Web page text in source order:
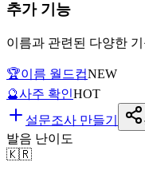
추가 기능
이름과 관련된 다양한
🏆이름 월드컵NEW
🔮사주 확인HOT
설문조사 만들기
발음 난이도
🇰🇷